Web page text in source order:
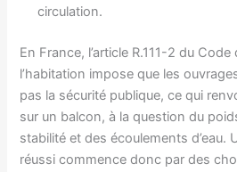
circulation.
En France, l’article R.111-2 du
l’habitation impose que les
pas la sécurité publique, ce qui
sur un balcon, à la question du
stabilité et des écoulements d’eau.
réussi commence donc par des